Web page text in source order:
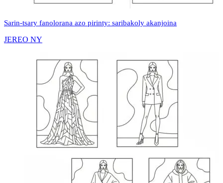
Sarin-tsary fanolorana azo pirinty: saribakoly akanjoina
JEREO NY